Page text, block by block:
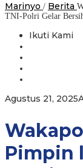
Marinyo / Berita
TNI-Polri Gelar
Ikuti Kami
Agustus 21, 2025
Pimpin